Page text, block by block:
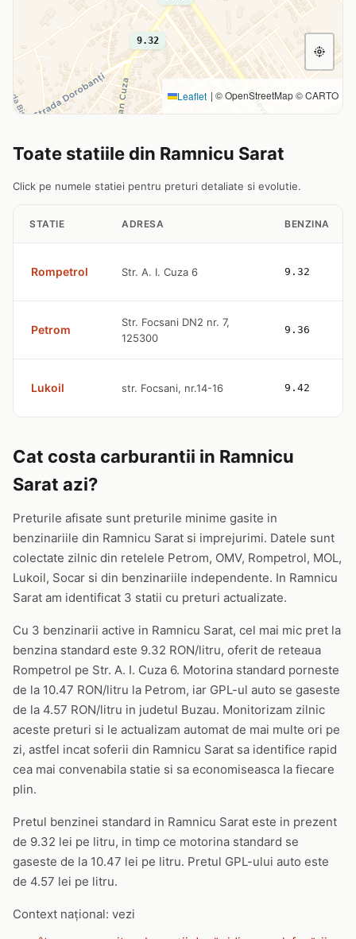
9.32
Leaflet | © OpenStreetMap © CARTO
Toate statiile din Ramnicu Sarat
Click pe numele statiei pentru preturi detaliate si evolutie.
STATIE ADRESA BENZINA
Rompetrol Str. A. I. Cuza 6 9.32
Petrom
Str. Focsani DN2 nr. 7,
125300
9.36
Lukoil str. Focsani, nr.14-16 9.42
Cat costa carburantii in Ramnicu
Sarat azi?
Preturile afisate sunt preturile minime gasite in
benzinariile din Ramnicu Sarat si imprejurimi. Datele sunt
colectate zilnic din retelele Petrom, OMV, Rompetrol, MOL,
Lukoil, Socar si din benzinariile independente. In Ramnicu
Sarat am identificat 3 statii cu preturi actualizate.
Cu 3 benzinarii active in Ramnicu Sarat, cel mai mic pret la
benzina standard este 9.32 RON/litru, oferit de reteaua
Rompetrol pe Str. A. I. Cuza 6. Motorina standard porneste
de la 10.47 RON/litru la Petrom, iar GPL-ul auto se gaseste
de la 4.57 RON/litru in judetul Buzau. Monitorizam zilnic
aceste preturi si le actualizam automat de mai multe ori pe
zi, astfel incat soferii din Ramnicu Sarat sa identifice rapid
cea mai convenabila statie si sa economiseasca la fiecare
plin.
Pretul benzinei standard in Ramnicu Sarat este in prezent
de 9.32 lei pe litru, in timp ce motorina standard se
gaseste de la 10.47 lei pe litru. Pretul GPL-ului auto este
de 4.57 lei pe litru.
Context național: vezi